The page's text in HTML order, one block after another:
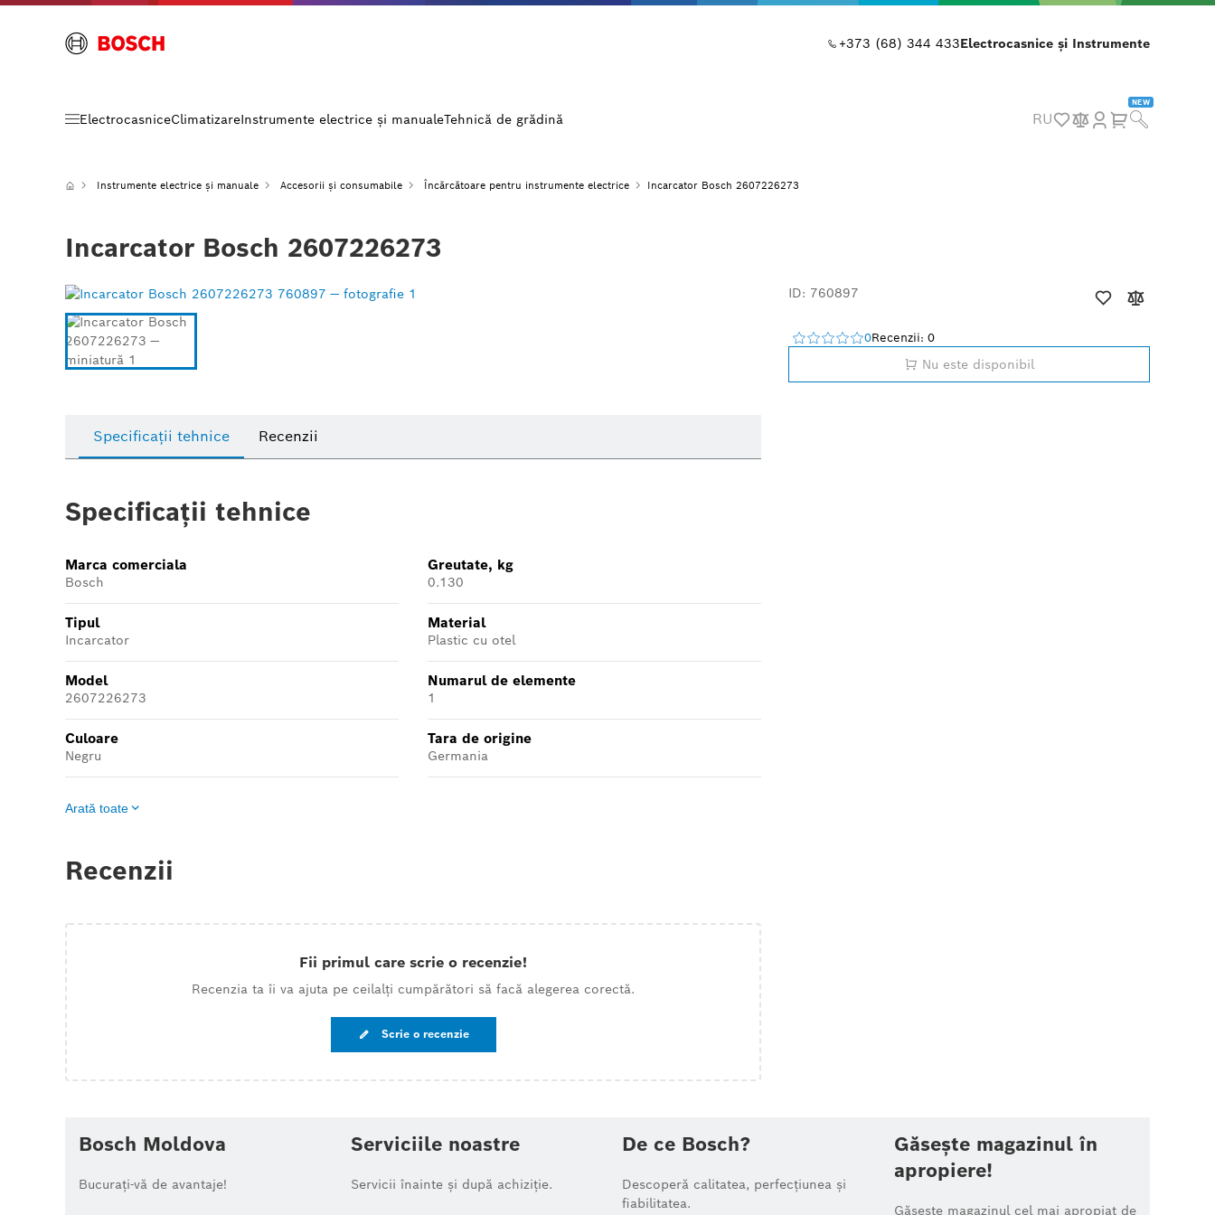
+373 (68) 344 433Electrocasnice și Instrumente
ElectrocasniceClimatizareInstrumente electrice și manualeTehnică de grădină RU
NEW
Instrumente electrice și manuale Accesorii și consumabile Încărcătoare pentru instrumente electrice Incarcator Bosch 2607226273
Incarcator Bosch 2607226273
ID: 760897
0Recenzii: 0
Nu este disponibil
Specificații tehnice Recenzii
Specificații tehnice
Marca comerciala
Bosch
Greutate, kg
0.130
Tipul
Incarcator
Material
Plastic cu otel
Model
2607226273
Numarul de elemente
1
Culoare
Negru
Tara de origine
Germania
Arată toate
Recenzii
Fii primul care scrie o recenzie!
Recenzia ta îi va ajuta pe ceilalți cumpărători să facă alegerea corectă.
Scrie o recenzie
Bosch Moldova
Bucurați-vă de avantaje!
Serviciile noastre
Servicii înainte și după achiziție.
De ce Bosch?
Descoperă calitatea, perfecțiunea și
fiabilitatea.
Găsește magazinul în
apropiere!
Găsește magazinul cel mai apropiat de